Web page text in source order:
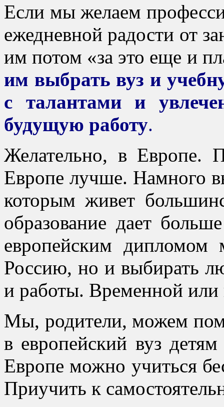
Если мы желаем
ежедневной радости от
им потом «за это еще и
им выбрать вуз и
с талантами и
будущую работу.
Желательно, в Европе.
Европе лучше. Намного
которым живет
образование дает
европейским дипломом
Россию, но и выбирать
и работы. Временной или
Мы, родители, можем
в европейский вуз
Европе можно учиться
Приучить к